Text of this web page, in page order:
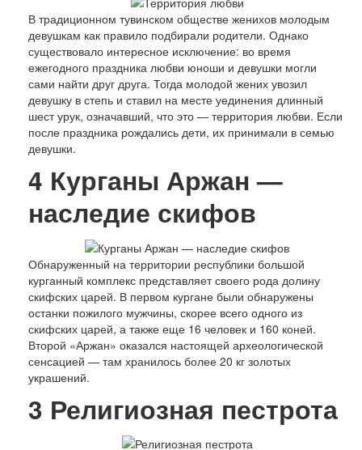
В традиционном тувинском обществе женихов молодым
девушкам как правило подбирали родители. Однако
существовало интересное исключение: во время
ежегодного праздника любви юноши и девушки могли
сами найти друг друга. Тогда молодой жених увозил
девушку в степь и ставил на месте уединения длинный
шест урук, означавший, что это — территория любви. Если
после праздника рождались дети, их принимали в семью
девушки.
4 Курганы Аржан —
наследие скифов
Обнаруженный на территории республики большой
курганный комплекс представляет своего рода долину
скифских царей. В первом кургане были обнаружены
останки пожилого мужчины, скорее всего одного из
скифских царей, а также еще 16 человек и 160 коней.
Второй «Аржан» оказался настоящей археологической
сенсацией — там хранилось более 20 кг золотых
украшений.
3 Религиозная пестрота